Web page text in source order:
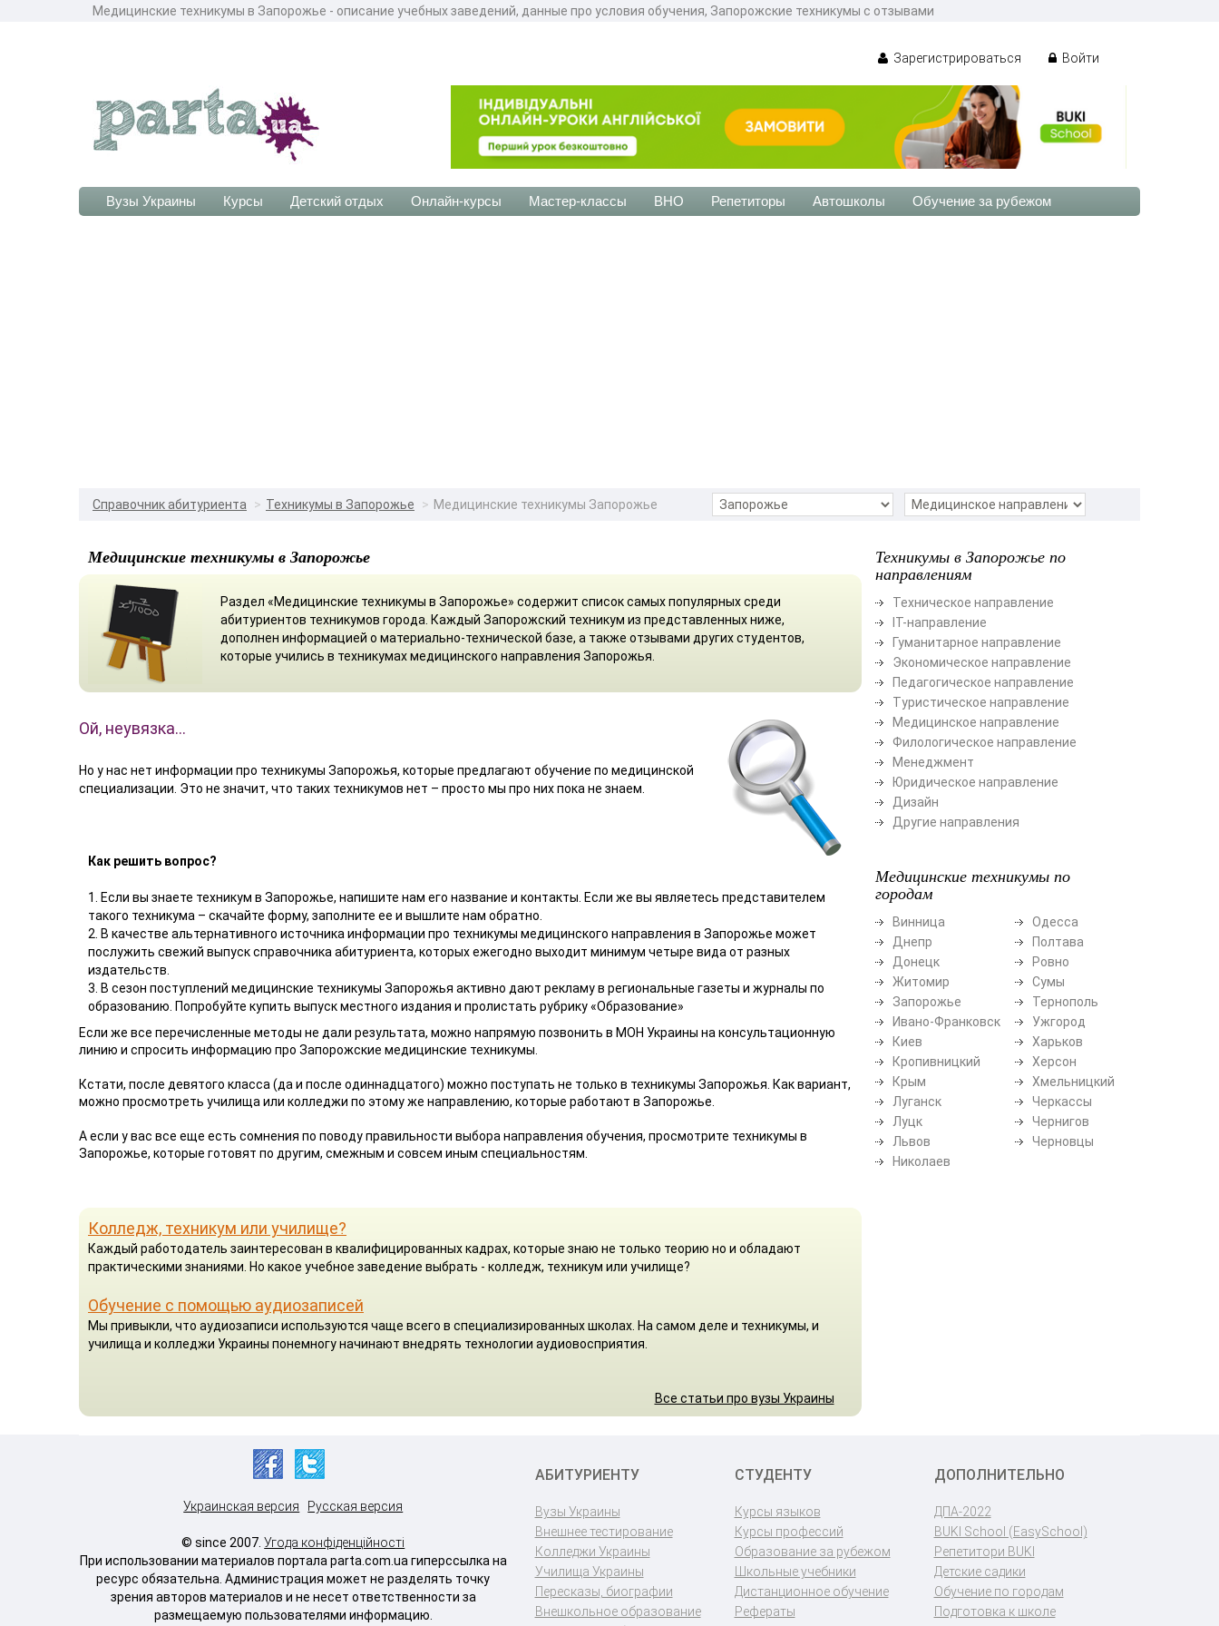
Медицинские техникумы в Запорожье - описание учебных заведений, данные про условия обучения, Запорожские техникумы с отзывами
Зарегистрироваться Войти
Вузы Украины Курсы Детский отдых Онлайн-курсы Мастер-классы ВНО Репетиторы Автошколы Обучение за рубежом
Справочник абитуриента Техникумы в Запорожье Медицинские техникумы Запорожье
Медицинские техникумы в Запорожье
Раздел «Медицинские техникумы в Запорожье» содержит список самых популярных среди
абитуриентов техникумов города. Каждый Запорожский техникум из представленных ниже,
дополнен информацией о материально-технической базе, а также отзывами других студентов,
которые учились в техникумах медицинского направления Запорожья.
Ой, неувязка…
Но у нас нет информации про техникумы Запорожья, которые предлагают обучение по медицинской
специализации. Это не значит, что таких техникумов нет – просто мы про них пока не знаем.
Как решить вопрос?
1. Если вы знаете техникум в Запорожье, напишите нам его название и контакты. Если же вы являетесь представителем
такого техникума – скачайте форму, заполните ее и вышлите нам обратно.
2. В качестве альтернативного источника информации про техникумы медицинского направления в Запорожье может
послужить свежий выпуск справочника абитуриента, которых ежегодно выходит минимум четыре вида от разных
издательств.
3. В сезон поступлений медицинские техникумы Запорожья активно дают рекламу в региональные газеты и журналы по
образованию. Попробуйте купить выпуск местного издания и пролистать рубрику «Образование»
Если же все перечисленные методы не дали результата, можно напрямую позвонить в МОН Украины на консультационную
линию и спросить информацию про Запорожские медицинские техникумы.
Кстати, после девятого класса (да и после одиннадцатого) можно поступать не только в техникумы Запорожья. Как вариант,
можно просмотреть училища или колледжи по этому же направлению, которые работают в Запорожье.
А если у вас все еще есть сомнения по поводу правильности выбора направления обучения, просмотрите техникумы в
Запорожье, которые готовят по другим, смежным и совсем иным специальностям.
Колледж, техникум или училище?
Каждый работодатель заинтересован в квалифицированных кадрах, которые знаю не только теорию но и обладают
практическими знаниями. Но какое учебное заведение выбрать - колледж, техникум или училище?
Обучение с помощью аудиозаписей
Мы привыкли, что аудиозаписи используются чаще всего в специализированных школах. На самом деле и техникумы, и
училища и колледжи Украины понемногу начинают внедрять технологии аудиовосприятия.
Все статьи про вузы Украины
Техникумы в Запорожье по
направлениям
Техническое направление
ІТ-направление
Гуманитарное направление
Экономическое направление
Педагогическое направление
Туристическое направление
Медицинское направление
Филологическое направление
Менеджмент
Юридическое направление
Дизайн
Другие направления
Медицинские техникумы по
городам
Винница
Днепр
Донецк
Житомир
Запорожье
Ивано-Франковск
Киев
Кропивницкий
Крым
Луганск
Луцк
Львов
Николаев
Одесса
Полтава
Ровно
Сумы
Тернополь
Ужгород
Харьков
Херсон
Хмельницкий
Черкассы
Чернигов
Черновцы
Украинская версия Русская версия
© since 2007.Угода конфіденційності
При использовании материалов портала parta.com.ua гиперссылка на
ресурс обязательна. Администрация может не разделять точку
зрения авторов материалов и не несет ответственности за
размещаемую пользователями информацию.
АБИТУРИЕНТУ
Вузы Украины
Внешнее тестирование
Колледжи Украины
Училища Украины
Пересказы, биографии
Внешкольное образование
СТУДЕНТУ
Курсы языков
Курсы профессий
Образование за рубежом
Школьные учебники
Дистанционное обучение
Рефераты
ДОПОЛНИТЕЛЬНО
ДПА-2022
BUKI School (EasySchool)
Репетитори BUKI
Детские садики
Обучение по городам
Подготовка к школе